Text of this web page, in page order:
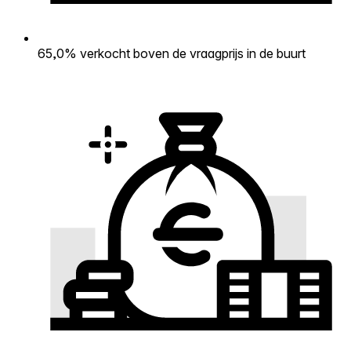
65,0% verkocht boven de vraagprijs in de buurt